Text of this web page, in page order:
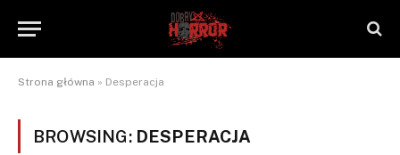
Strona główna » Desperacja
BROWSING: DESPERACJA